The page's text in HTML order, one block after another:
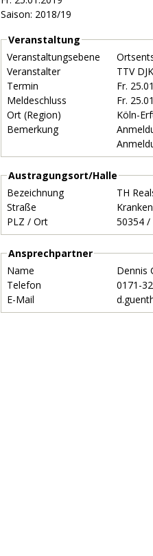
Saison: 2018/19
Veranstaltung
Veranstaltungsebene
Veranstalter
TTV
Termin
Fr.
Meldeschluss
Fr.
Ort (Region)
Köln-
Bemerkung
Austragungsort/Halle
Bezeichnung
TH
Straße
PLZ / Ort
Ansprechpartner
Name
Dennis
Telefon
0171-
E-Mail